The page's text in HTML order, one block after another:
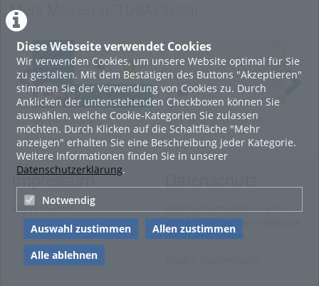
Diese Webseite verwendet Cookies
Wir verwenden Cookies, um unsere Website optimal für Sie
zu gestalten. Mit dem Bestätigen des Buttons "Akzeptieren"
stimmen Sie der Verwendung von Cookies zu. Durch
Anklicken der untenstehenden Checkboxen können Sie
auswählen, welche Cookie-Kategorien Sie zulassen
möchten. Durch Klicken auf die Schaltfläche "Mehr
anzeigen" erhalten Sie eine Beschreibung jeder Kategorie.
Weitere Informationen finden Sie in unserer
Datenschutzerklärung.
Notwendig
Auswahl zustimmen
Allen zustimmen
Alle ablehnen
Mehr Medien in "TUBAFdigital"
04 Vorlesung
Thermochemische
Konversion (SS2026)
TVT web app Hunter
Nash
Impressum
Impressum
Datenschutzerklärung für
diese ViMP-basierte Website
inkl. Unterseiten